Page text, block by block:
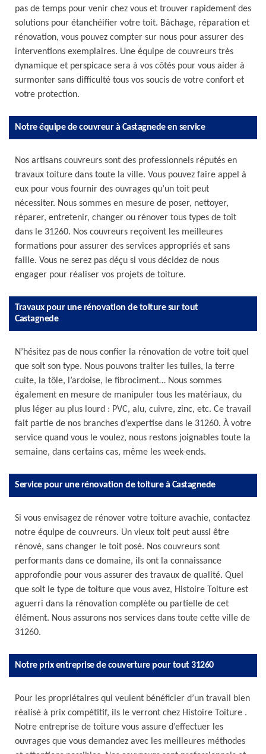
pas de temps pour venir chez vous et trouver rapidement des
solutions pour étanchéifier votre toit. Bâchage, réparation et
rénovation, vous pouvez compter sur nous pour assurer des
interventions exemplaires. Une équipe de couvreurs très
dynamique et perspicace sera à vos côtés pour vous aider à
surmonter sans difficulté tous vos soucis de votre confort et
votre protection.
Notre équipe de couvreur à Castagnede en service
Nos artisans couvreurs sont des professionnels réputés en
travaux toiture dans toute la ville. Vous pouvez faire appel à
eux pour vous fournir des ouvrages qu’un toit peut
nécessiter. Nous sommes en mesure de poser, nettoyer,
réparer, entretenir, changer ou rénover tous types de toit
dans le 31260. Nos couvreurs reçoivent les meilleures
formations pour assurer des services appropriés et sans
faille. Vous ne serez pas déçu si vous décidez de nous
engager pour réaliser vos projets de toiture.
Travaux pour une rénovation de toiture sur tout
Castagnede
N’hésitez pas de nous confier la rénovation de votre toit quel
que soit son type. Nous pouvons traiter les tuiles, la terre
cuite, la tôle, l’ardoise, le fibrociment… Nous sommes
également en mesure de manipuler tous les matériaux, du
plus léger au plus lourd : PVC, alu, cuivre, zinc, etc. Ce travail
fait partie de nos branches d’expertise dans le 31260. À votre
service quand vous le voulez, nous restons joignables toute la
semaine, dans certains cas, même les week-ends.
Service pour une rénovation de toiture à Castagnede
Si vous envisagez de rénover votre toiture avachie, contactez
notre équipe de couvreurs. Un vieux toit peut aussi être
rénové, sans changer le toit posé. Nos couvreurs sont
performants dans ce domaine, ils ont la connaissance
approfondie pour vous assurer des travaux de qualité. Quel
que soit le type de toiture que vous avez, Histoire Toiture est
aguerri dans la rénovation complète ou partielle de cet
élément. Nous assurons nos services dans toute cette ville de
31260.
Notre prix entreprise de couverture pour tout 31260
Pour les propriétaires qui veulent bénéficier d’un travail bien
réalisé à prix compétitif, ils le verront chez Histoire Toiture .
Notre entreprise de toiture vous assure d’effectuer les
ouvrages que vous demandez avec les meilleures méthodes